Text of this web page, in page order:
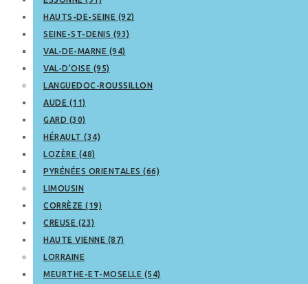
HAUTS-DE-SEINE (92)
SEINE-ST-DENIS (93)
VAL-DE-MARNE (94)
VAL-D’OISE (95)
LANGUEDOC-ROUSSILLON
AUDE (11)
GARD (30)
HÉRAULT (34)
LOZÈRE (48)
PYRÉNÉES ORIENTALES (66)
LIMOUSIN
CORRÈZE (19)
CREUSE (23)
HAUTE VIENNE (87)
LORRAINE
MEURTHE-ET-MOSELLE (54)